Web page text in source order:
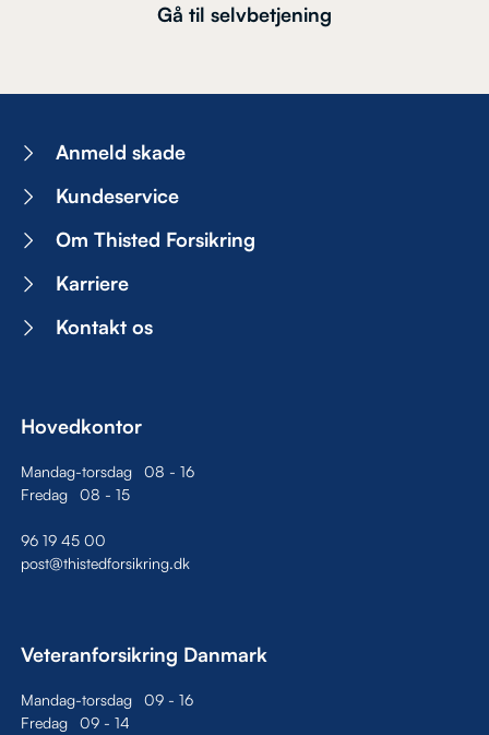
Gå til selvbetjening
Anmeld skade
Kundeservice
Om Thisted Forsikring
Karriere
Kontakt os
Hovedkontor
Mandag-torsdag 08 - 16
Fredag
08 - 15
96 19 45 00
post@thistedforsikring.dk
Veteranforsikring Danmark
Mandag-torsdag 09- 16
Fredag
09- 14